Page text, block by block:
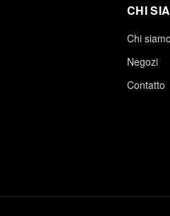
CHI
Chi siamo
Negozi
Contatto